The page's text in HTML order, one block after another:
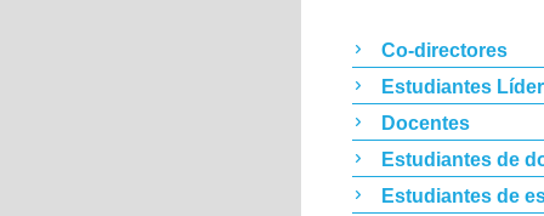
Co-directores
Estudiantes
Docentes
Estudiantes de
Estudiantes de